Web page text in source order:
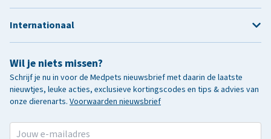
Wil je niets missen?
Schrijf je nu in voor de Medpets nieuwsbrief met daarin de laatste
nieuwtjes, leuke acties, exclusieve kortingscodes en tips & advies van
onze dierenarts. Voorwaarden nieuwsbrief
Internationaal